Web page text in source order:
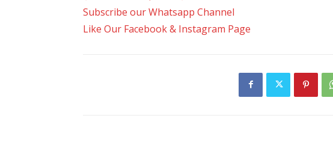
Subscribe our Whatsapp Channel
Like Our Facebook & Instagram Page